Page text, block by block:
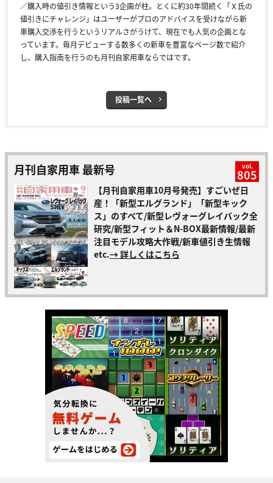
／購入時の値引き情報という3企画が柱。とくに約30年間続く「Ｘ氏の
値引きにチャレンジ」はユーザーがプロのアドバイスを受けながら新
車購入交渉を行うというリアルさがうけて、現在でも人気の企画とな
っています。毎月デビューする数多くの新車を豊富なページ数で紹介
し、購入指南を行うのも月刊自家用車ならではです。
投稿一覧へ
月刊自家用車 最新号 vol.
805
【月刊自家用車10月号発売】すごいぜ日
産！「新型エルグランド」「新型キック
ス」のすべて/新型レヴォーグレイバック全
研究/新型フィット＆N-BOX最新情報/最新
注目モデル攻略大作戦/新車値引き生情報
etc.→ 詳しくはこちら